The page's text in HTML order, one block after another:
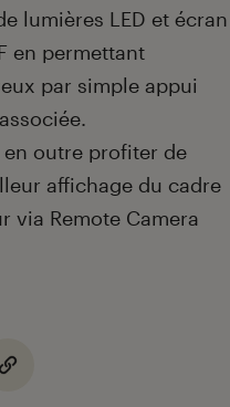
lumières LED et écran
en permettant
par simple appui
en outre profiter de
affichage du cadre
via Remote Camera